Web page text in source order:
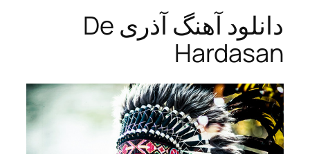
دانلود آهنگ آذری De